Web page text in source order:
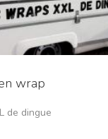
wrap
de dingue